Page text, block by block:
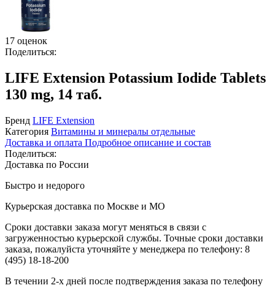
17 оценок
Поделиться:
LIFE Extension Potassium Iodide Tablets
130 mg, 14 таб.
Бренд LIFE Extension
Категория Витамины и минералы отдельные
Доставка и оплата Подробное описание и состав
Поделиться:
Доставка по России
Быстро и недорого
Курьерская доставка по Москве и МО
Сроки доставки заказа могут меняться в связи с
загруженностью курьерской службы. Точные сроки доставки
заказа, пожалуйста уточняйте у менеджера по телефону: 8
(495) 18-18-200
В течении 2-х дней после подтверждения заказа по телефону